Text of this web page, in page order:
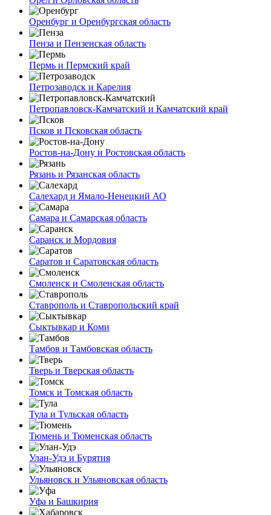
Оренбург и Оренбургская область
Пенза и Пензенская область
Пермь и Пермский край
Петрозаводск и Карелия
Петропавловск-Камчатский и Камчатский край
Псков и Псковская область
Ростов-на-Дону и Ростовская область
Рязань и Рязанская область
Салехард и Ямало-Ненецкий АО
Самара и Самарская область
Саранск и Мордовия
Саратов и Саратовская область
Смоленск и Смоленская область
Ставрополь и Ставропольский край
Сыктывкар и Коми
Тамбов и Тамбовская область
Тверь и Тверская область
Томск и Томская область
Тула и Тульская область
Тюмень и Тюменская область
Улан-Удэ и Бурятия
Ульяновск и Ульяновская область
Уфа и Башкирия